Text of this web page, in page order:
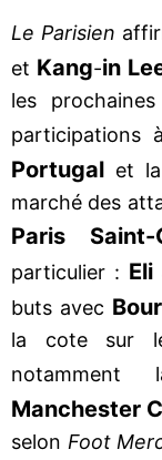
Le Parisien
et Kang-in
les
participations
Portugal et la
marché des
Paris Saint-
particulier : Eli
buts avec
la cote sur
notamment
Manchester
selon Foot